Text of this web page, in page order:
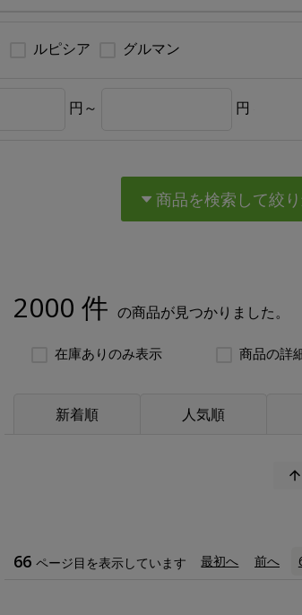
ルピシア グルマン
円～ 円
商品を検索して絞
2000 件 の商品が見つかりました。
在庫ありのみ表示 商品の詳
新着順 人気順
66 ページ目を表示しています 最初へ 前へ